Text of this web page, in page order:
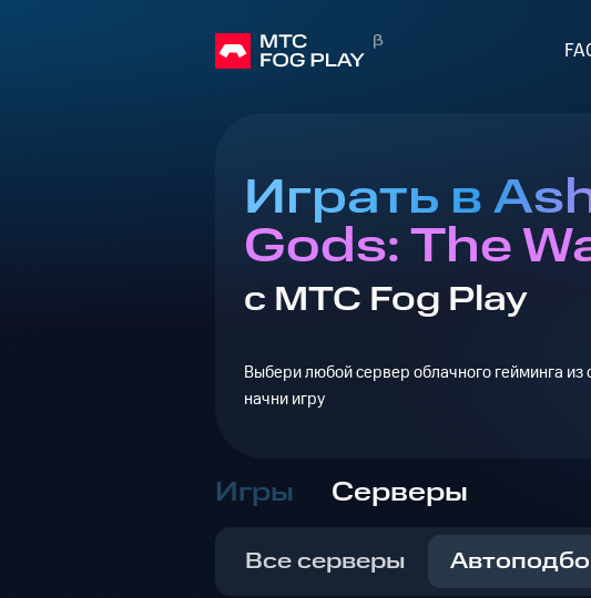
Играть в
Gods: The
с МТС Fog Play
Выбери любой сервер облачного гейминга из
начни игру
Игры Серверы
Все серверы